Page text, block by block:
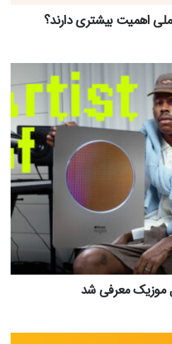
اهمیت بیشتری دارند؟